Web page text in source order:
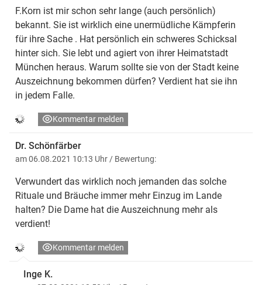
F.Korn ist mir schon sehr lange (auch persönlich)
bekannt. Sie ist wirklich eine unermüdliche Kämpferin
für ihre Sache . Hat persönlich ein schweres Schicksal
hinter sich. Sie lebt und agiert von ihrer Heimatstadt
München heraus. Warum sollte sie von der Stadt keine
Auszeichnung bekommen dürfen? Verdient hat sie ihn
in jedem Falle.
Kommentar melden
Dr. Schönfärber
am 06.08.2021 10:13 Uhr / Bewertung:
Verwundert das wirklich noch jemanden das solche
Rituale und Bräuche immer mehr Einzug im Lande
halten? Die Dame hat die Auszeichnung mehr als
verdient!
Kommentar melden
Inge K.